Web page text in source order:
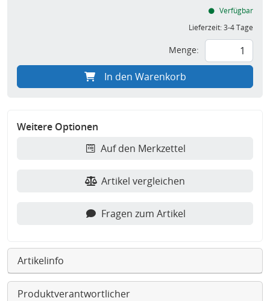
Verfügbar
Lieferzeit:3-4 Tage
Menge:
In den Warenkorb
Weitere Optionen
Auf den Merkzettel
Artikel vergleichen
Fragen zum Artikel
Artikelinfo
Produktverantwortlicher